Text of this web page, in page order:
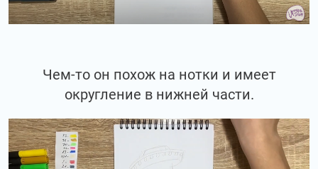
Чем-то он похож на нотки и имеет
округление в нижней части.